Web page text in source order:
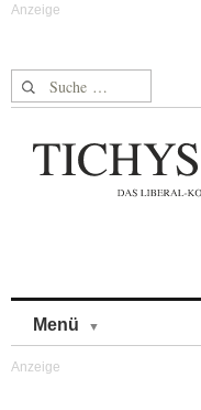
Suche nach:
Menü